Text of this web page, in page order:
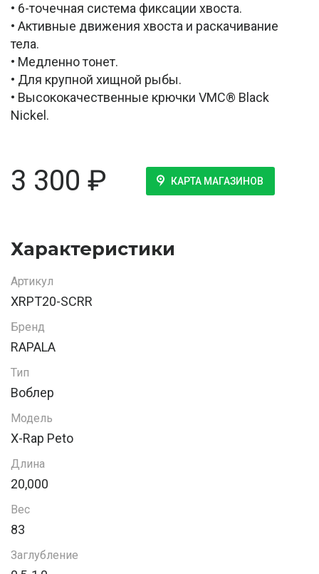
• 6-точечная система фиксации хвоста.
• Активные движения хвоста и раскачивание
тела.
• Медленно тонет.
• Для крупной хищной рыбы.
• Высококачественные крючки VMC® Black
Nickel.
3 300 ₽ КАРТА МАГАЗИНОВ
Характеристики
Артикул
XRPT20-SCRR
Бренд
RAPALA
Тип
Воблер
Модель
X-Rap Peto
Длина
20,000
Вес
83
Заглубление